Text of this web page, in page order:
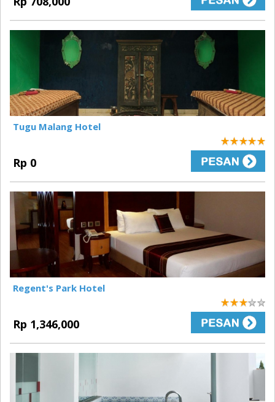
Tugu Malang Hotel
Rp 0
5
Regent's Park Hotel
Rp 1,346,000
3